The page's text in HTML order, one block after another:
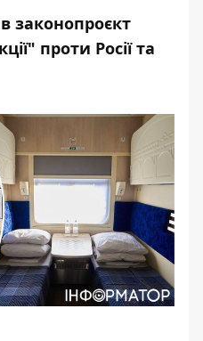
законопроєкт
проти Росії та